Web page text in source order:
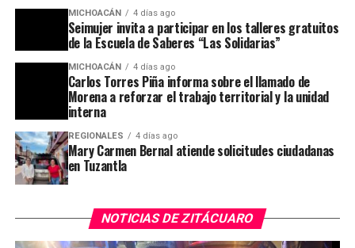
MICHOACÁN 4 días ago
Seimujer invita a participar en los talleres gratuitos
de la Escuela de Saberes “Las Solidarias”
MICHOACÁN 4 días ago
Carlos Torres Piña informa sobre el llamado de
Morena a reforzar el trabajo territorial y la unidad
interna
REGIONALES 4 días ago
Mary Carmen Bernal atiende solicitudes ciudadanas
en Tuzantla
NOTICIAS DE ZITÁCUARO